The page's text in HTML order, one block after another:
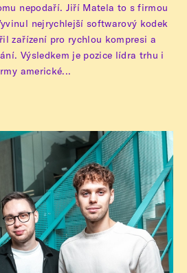
nepodaří. Jiří Matela to s firmou
nejrychlejší softwarový kodek
zařízení pro rychlou kompresi a
Výsledkem je pozice lídra trhu i
americké...